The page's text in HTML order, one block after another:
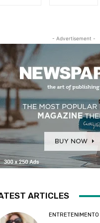
- Advertisement -
ARTICLES
ENTRETENIMENTO